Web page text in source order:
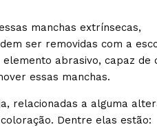
manchas extrínsecas,
ser removidas com a
abrasivo, capaz de
essas manchas.
relacionadas a alguma
Dentre elas estão: